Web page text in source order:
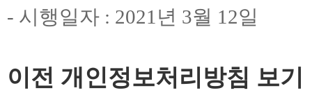
- 시행일자 : 2021년 3월 12일
이전 개인정보처리방침 보기